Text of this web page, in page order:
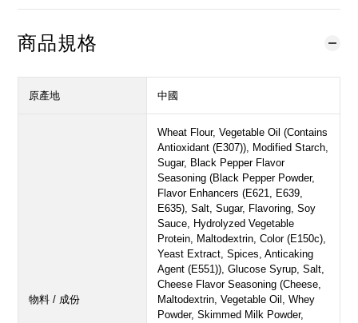
商品規格
原產地 中國
物料 / 成份
Wheat Flour, Vegetable Oil (Contains
Antioxidant (E307)), Modified Starch,
Sugar, Black Pepper Flavor
Seasoning (Black Pepper Powder,
Flavor Enhancers (E621, E639,
E635), Salt, Sugar, Flavoring, Soy
Sauce, Hydrolyzed Vegetable
Protein, Maltodextrin, Color (E150c),
Yeast Extract, Spices, Anticaking
Agent (E551)), Glucose Syrup, Salt,
Cheese Flavor Seasoning (Cheese,
Maltodextrin, Vegetable Oil, Whey
Powder, Skimmed Milk Powder,